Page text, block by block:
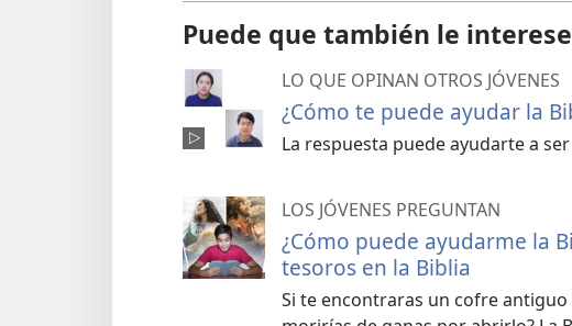
Puede que también le interese
LO QUE OPINAN OTROS JÓVENES
¿Cómo te puede ayudar la
La respuesta puede ayudarte a
LOS JÓVENES PREGUNTAN
¿Cómo puede ayudarme la
tesoros en la Biblia
Si te encontraras un cofre